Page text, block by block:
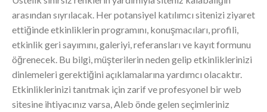
arasından sıyrılacak. Her potansiyel katılımcı sitenizi ziyaret
ettiğinde etkinliklerin programını, konuşmacıları, profili,
etkinlik geri sayımını, galeriyi, referansları ve kayıt formunu
öğrenecek. Bu bilgi, müşterilerin neden gelip etkinliklerinizi
dinlemeleri gerektiğini açıklamalarına yardımcı olacaktır.
Etkinliklerinizi tanıtmak için zarif ve profesyonel bir web
sitesine ihtiyacınız varsa, Aleb önde gelen seçimleriniz